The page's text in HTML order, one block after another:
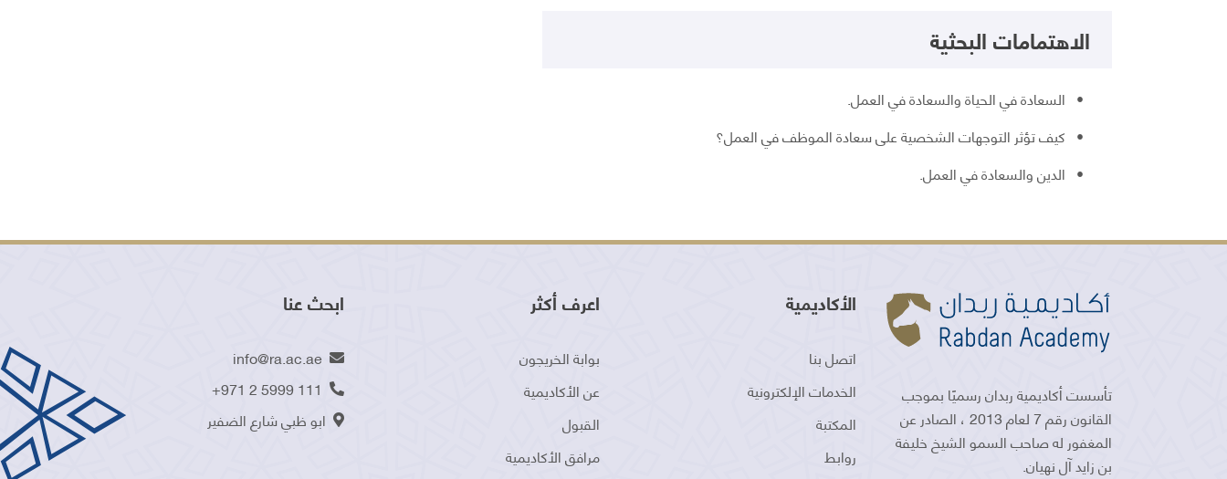
الاهتمامات البحثية
• السعادة في الحياة والسعادة في العمل.
• كيف تؤثر التوجهات الشخصية على سعادة الموظف في العمل؟
• الدين والسعادة في العمل.
تأسست أكاديمية ربدان رسميًا بموجب
القانون رقم 7 لعام 2013 ، الصادر عن
المغفور له صاحب السمو الشيخ خليفة
بن زايد آل نهيان.
الأكاديمية
اتصل بنا
الخدمات الإلكترونية
المكتبة
روابط
اعرف أكثر
بوابة الخريجون
عن الأكاديمية
القبول
مرافق الأكاديمية
ابحث عنا
info@ra.ac.ae
+971 2 5999 111
ابو ظبي شارع الضفير